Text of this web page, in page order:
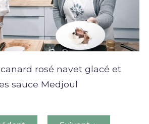
rosé navet glacé et
sauce Medjoul